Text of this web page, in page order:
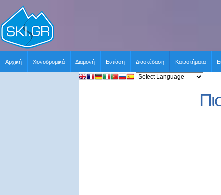
Αρχική Χιονοδρομικά Διαμονή Εστίαση Διασκέδαση Καταστήματα